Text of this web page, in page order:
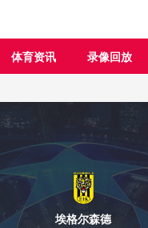
体育资讯 录像回放
埃格尔森德